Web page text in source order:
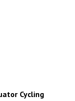
Cycling